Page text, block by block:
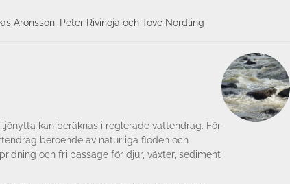
Aronsson, Peter Rivinoja och Tove Nordling
kan beräknas i reglerade vattendrag. För
beroende av naturliga flöden och
och fri passage för djur, växter, sediment